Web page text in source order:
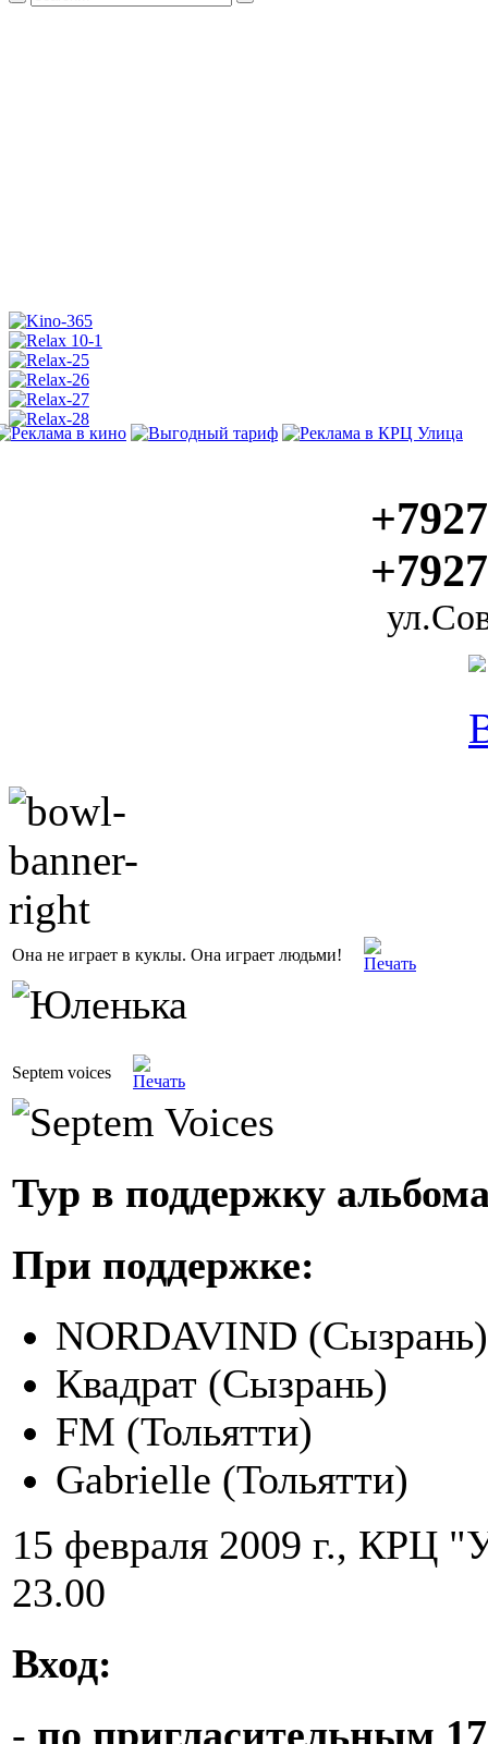
Она не играет в куклы. Она играет людьми!
Septem voices
Тур в поддержку
При поддержке:
NORDAVIND (Сызрань)
Квадрат (Сызрань)
FM (Тольятти)
Gabrielle (Тольятти)
15 февраля 2009 г., КРЦ
23.00
Вход:
- по пригласительным